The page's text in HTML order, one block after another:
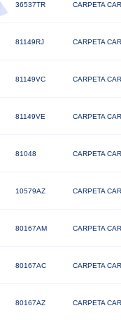
36537TR CARPETA
81149RJ CARPETA
81149VC CARPETA
81149VE CARPETA
81048 CARPETA
10579AZ CARPETA
80167AM CARPETA
80167AC CARPETA
80167AZ CARPETA